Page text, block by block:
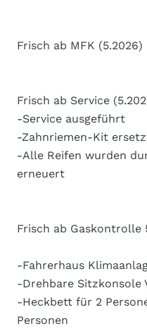
Frisch ab MFK (5.2026)
Frisch ab Service
-Service ausgeführt
-Zahnriemen-Kit
-Alle Reifen wurden
erneuert
Frisch ab Gaskontrolle
-Fahrerhaus
-Drehbare Sitzkonsole
-Heckbett für 2
Personen